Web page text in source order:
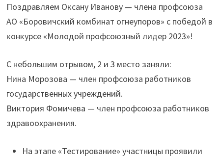
Поздравляем Оксану Иванову — члена профсоюза
АО «Боровичский комбинат огнеупоров» с победой в
конкурсе «Молодой профсоюзный лидер 2023»!
С небольшим отрывом, 2 и 3 место заняли:
Нина Морозова — член профсоюза работников
государственных учреждений.
Виктория Фомичева — член профсоюза работников
здравоохранения.
На этапе «Тестирование» участницы проявили